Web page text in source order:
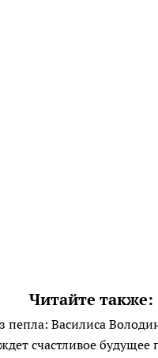
Читайте также:
пепла: Василиса
счастливое будущее